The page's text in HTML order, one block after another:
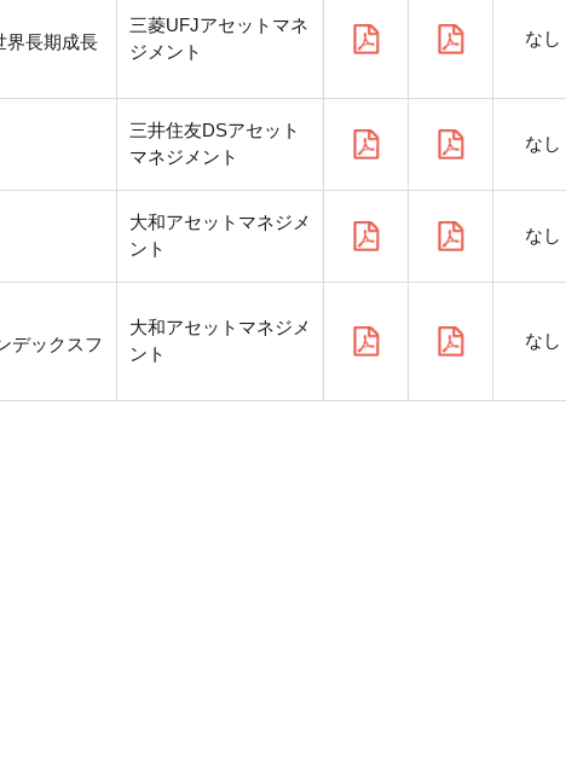
界長期成長
三菱UFJアセットマネ
ジメント
なし
三井住友DSアセット
マネジメント
なし
大和アセットマネジメ
ント
なし
デックスフ
大和アセットマネジメ
ント
なし